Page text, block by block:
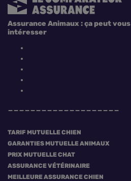
TARIF MUTUELLE CHIEN
GARANTIES MUTUELLE ANIMAUX
PRIX MUTUELLE CHAT
ASSURANCE VÉTÉRINAIRE
MEILLEURE ASSURANCE CHIEN
Assurance Animaux : ça peut vous
intéresser